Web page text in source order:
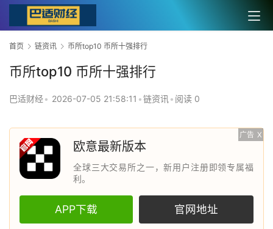
首页 链资讯 币所top10 币所十强排行
币所top10 币所十强排行
巴适财经• 2026-07-05 21:58:11 •链资讯 • 阅读 0
广告 X
欧意最新版本
全球三大交易所之一，新用户注册即领专属福
利。
APP下载 官网地址